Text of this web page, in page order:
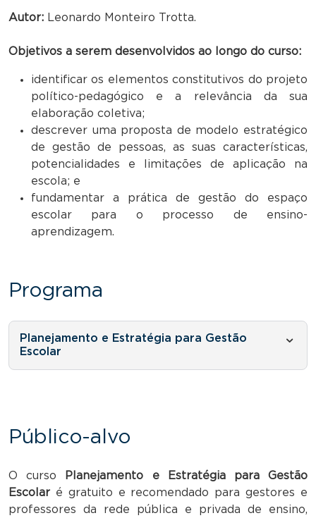
Autor: Leonardo Monteiro Trotta.
Objetivos a serem desenvolvidos ao longo do curso:
identificar os elementos constitutivos do projeto
político-pedagógico e a relevância da sua
elaboração coletiva;
descrever uma proposta de modelo estratégico
de gestão de pessoas, as suas características,
potencialidades e limitações de aplicação na
escola; e
fundamentar a prática de gestão do espaço
escolar para o processo de ensino-
aprendizagem.
Programa
Planejamento e Estratégia para Gestão
Escolar
Público-alvo
O curso
Planejamento e Estratégia para Gestão
Escolar é gratuito e recomendado para gestores e
professores da rede pública e privada de ensino,